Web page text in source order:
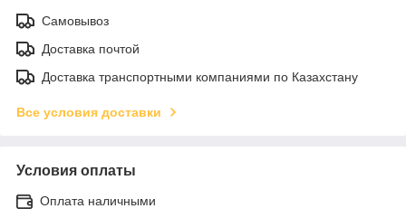
Самовывоз
Доставка почтой
Доставка транспортными компаниями по Казахстану
Все условия доставки
Условия оплаты
Оплата наличными